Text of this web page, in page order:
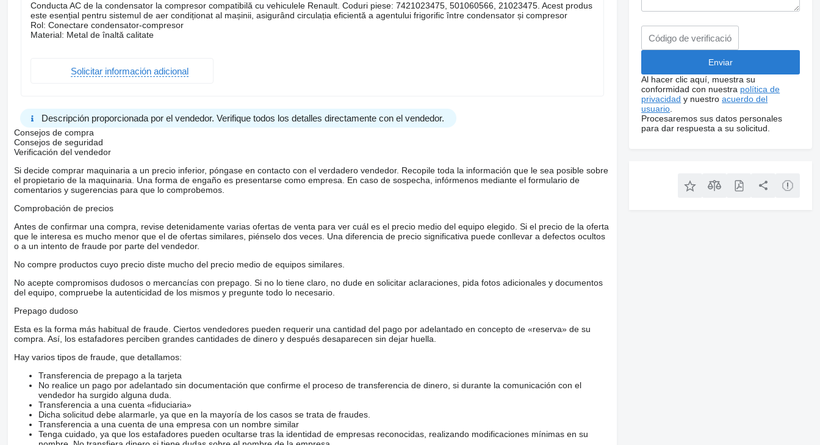
Conducta AC de la condensator la compresor compatibilă cu vehiculele Renault. Coduri piese: 7421023475, 501060566, 21023475. Acest produs
este esențial pentru sistemul de aer condiționat al mașinii, asigurând circulația eficientă a agentului frigorific între condensator și compresor
Rol: Conectare condensator-compresor
Material: Metal de înaltă calitate
Solicitar información adicional
Descripción proporcionada por el vendedor. Verifique todos los detalles directamente con el vendedor.
Consejos de compra
Consejos de seguridad
Verificación del vendedor
Si decide comprar maquinaria a un precio inferior, póngase en contacto con el verdadero vendedor. Recopile toda la información que le sea posible sobre
el propietario de la maquinaria. Una forma de engaño es presentarse como empresa. En caso de sospecha, infórmenos mediante el formulario de
comentarios y sugerencias para que lo comprobemos.
Comprobación de precios
Antes de confirmar una compra, revise detenidamente varias ofertas de venta para ver cuál es el precio medio del equipo elegido. Si el precio de la oferta
que le interesa es mucho menor que el de ofertas similares, piénselo dos veces. Una diferencia de precio significativa puede conllevar a defectos ocultos
o a un intento de fraude por parte del vendedor.
No compre productos cuyo precio diste mucho del precio medio de equipos similares.
No acepte compromisos dudosos o mercancías con prepago. Si no lo tiene claro, no dude en solicitar aclaraciones, pida fotos adicionales y documentos
del equipo, compruebe la autenticidad de los mismos y pregunte todo lo necesario.
Prepago dudoso
Esta es la forma más habitual de fraude. Ciertos vendedores pueden requerir una cantidad del pago por adelantado en concepto de «reserva» de su
compra. Así, los estafadores perciben grandes cantidades de dinero y después desaparecen sin dejar huella.
Hay varios tipos de fraude, que detallamos:
Transferencia de prepago a la tarjeta
No realice un pago por adelantado sin documentación que confirme el proceso de transferencia de dinero, si durante la comunicación con el
vendedor ha surgido alguna duda.
Transferencia a una cuenta «fiduciaria»
Dicha solicitud debe alarmarle, ya que en la mayoría de los casos se trata de fraudes.
Transferencia a una cuenta de una empresa con un nombre similar
Tenga cuidado, ya que los estafadores pueden ocultarse tras la identidad de empresas reconocidas, realizando modificaciones mínimas en su
Al hacer clic aquí, muestra su
conformidad con nuestra política de
privacidad y nuestroacuerdo del
usuario
Procesaremos sus datos personales
para dar respuesta a su solicitud.